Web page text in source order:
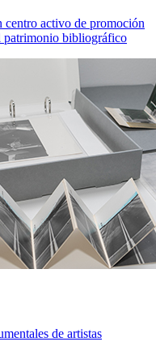
centro activo de promoción
patrimonio bibliográfico
de artistas